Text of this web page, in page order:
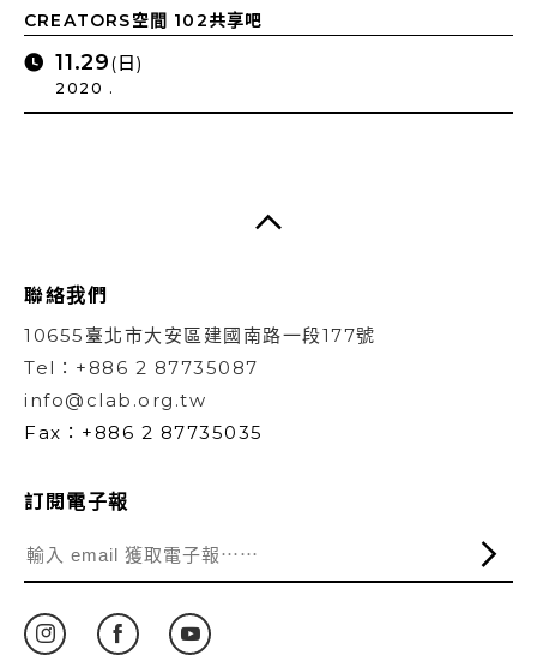
CREATORS空間 102共享吧
11.29(日)
2020 .
聯絡我們
10655臺北市大安區建國南路一段177號
Tel：+886 2 87735087
info@clab.org.tw
Fax：+886 2 87735035
訂閱電子報